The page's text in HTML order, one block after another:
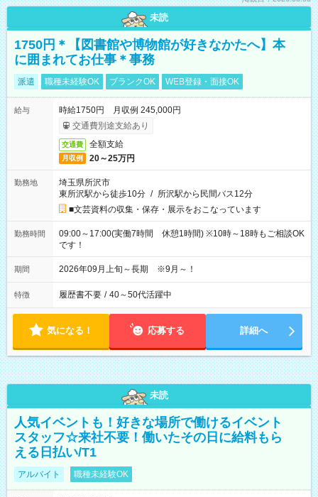
未読
1750円＊【図書館や博物館が好きなかたへ】本
に囲まれてお仕事＊事務
派遣 職種未経験OK ブランクOK WEB登録・面接OK
給与
時給1750円 月収例 245,000円
交通費別途支給あり
交通費 全額支給
月収例 20～25万円
勤務地
埼玉県所沢市
東所沢駅から徒歩10分 / 所沢駅から民間バス12分
■文芸資料の収集・保存・展示をおこなっています
勤務時間
09:00～17:00(実働7時間 休憩1時間) ※10時～18時もご相談OK
です！
期間 2026年09月上旬～長期 ※9月～！
特徴 履歴書不要 / 40～50代活躍中
気になる！ 応募する 詳細へ
未読
人気イベントも！好きな場所で働けるイベント
スタッフ☆来社不要！働いたその日に給料もら
える日払い/T1
アルバイト 職種未経験OK